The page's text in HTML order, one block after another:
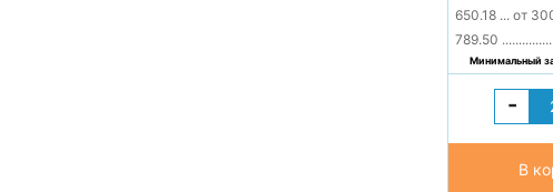
650.18 ... от
789.50
Минимальный
-
В